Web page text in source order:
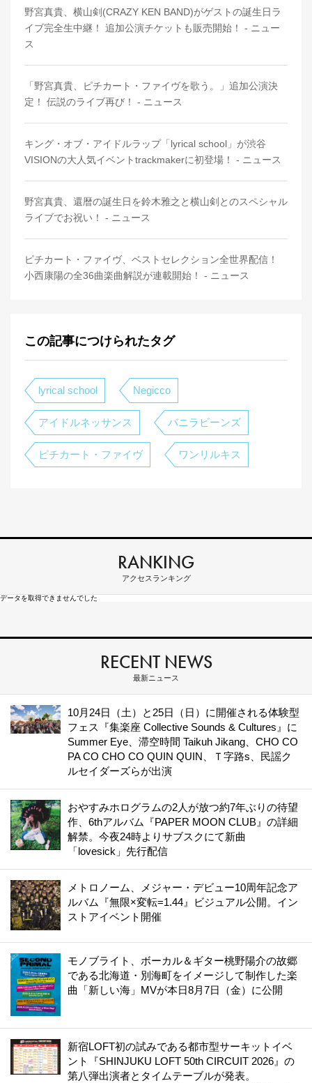
野宮真貴、横山剣(CRAZY KEN BAND)がゲストの誕生日ラ
イブ完全生中継！ 追加公演チケットも販売開始！ - ニュー
ス
「野宮真貴、ピチカート・ファイヴを歌う。」追加公演決
定！ 伝説のライブ再び！ - ニュース
キング・オブ・アイドルラップ「lyrical school」が渋谷
VISIONの大人気イベントtrackmakerに初登場！ - ニュース
野宮真貴、還暦の誕生日を鈴木雅之と横山剣とのスペシャル
ライブでお祝い！ - ニュース
ピチカート・ファイヴ、ベストセレクション全世界配信！
小西康陽の全36曲楽曲解説が連載開始！ - ニュース
この記事につけられたタグ
lyrical school Negicco
アイドルネッサンス バニラビーンズ
ピチカート・ファイヴ ワンリルキス
RANKING
アクセスランキング
データを取得できませんでした
RECENT NEWS
最新ニュース
10月24日（土）と25日（日）に開催される体験型
フェス『集楽座 Collective Sounds & Cultures』に
Summer Eye、滞空時間 Taikuh Jikang、CHO CO
PA CO CHO CO QUIN QUIN、Ｔ字路s、民謡ク
ルセイダーズらが出演
おやすみホログラムの2人が放つ約7年ぶりの待望
作、6thアルバム『PAPER MOON CLUB』の詳細
解禁。今夜24時よりサブスクにて新曲
「lovesick」先行配信
メトロノーム、メジャー・デビュー10周年記念ア
ルバム『無限×変転=1.44』ビジュアル公開。イン
ストアイベント開催
モノブライト、ボーカル＆ギター桃野陽介の故郷
である北海道・別海町をイメージして制作した楽
曲「新しい海」MVが本日8月7日（金）に公開
新宿LOFT初の試みである都市型サーキットイベ
ント『SHINJUKU LOFT 50th CIRCUIT 2026』の
第八弾出演者とタイムテーブルが発表。